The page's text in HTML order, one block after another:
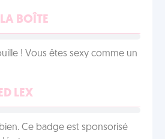
BOÎTE
! Vous êtes sexy comme un
LEX
Ce badge est sponsorisé